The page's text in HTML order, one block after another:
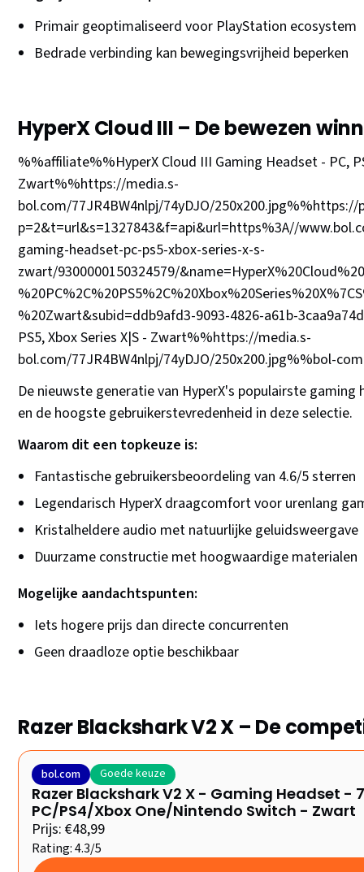
Primair geoptimaliseerd voor PlayStation ecosystem
Bedrade verbinding kan bewegingsvrijheid beperken
HyperX Cloud III – De bewezen
%%affiliate%%HyperX Cloud III Gaming Headset - PC,
Zwart%%https://media.s-
bol.com/77JR4BW4nlpj/74yDJO/
p=2&t=url&s=1327843&f=api&url=https%3A//
gaming-headset-pc-ps5-xbox-series-x-s-
zwart/9300000150324579/
%20Zwart&subid=ddb9afd3-9093-4826-a61b-
PS5, Xbox Series X|S - Zwart%%https://media.s-
bol.com/77JR4BW4nlpj/74yDJO/250x200.jpg%%bol-
De nieuwste generatie van HyperX's populairste
en de hoogste gebruikerstevredenheid in deze selectie.
Waarom dit een topkeuze is:
Fantastische gebruikersbeoordeling van 4.6/5 sterren
Legendarisch HyperX draagcomfort voor urenlang
Kristalheldere audio met natuurlijke geluidsweergave
Duurzame constructie met hoogwaardige materialen
Mogelijke aandachtspunten:
Iets hogere prijs dan directe concurrenten
Geen draadloze optie beschikbaar
Razer Blackshark V2 X – De
bol.com Goede keuze
Razer Blackshark V2 X - Gaming Headset -
PC/PS4/Xbox One/Nintendo Switch - Zwart
Prijs: €48,99
Rating: 4.3/5